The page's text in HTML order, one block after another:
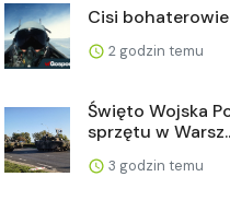
Cisi
2 godzin temu
Święto Wojska
sprzętu w
3 godzin temu